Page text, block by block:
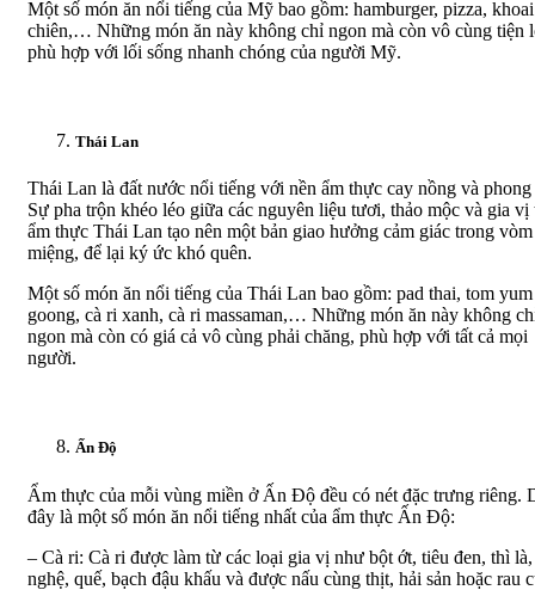
Một số món ăn nổi tiếng của Mỹ bao gồm: hamburger, pizza,
chiên,… Những món ăn này không chỉ ngon mà còn vô cùng tiện
phù hợp với lối sống nhanh chóng của người Mỹ.
Thái Lan
Thái Lan là đất nước nổi tiếng với nền ẩm thực cay nồng và
Sự pha trộn khéo léo giữa các nguyên liệu tươi, thảo mộc và gia vị
ẩm thực Thái Lan tạo nên một bản giao hưởng cảm giác trong vòm
miệng, để lại ký ức khó quên.
Một số món ăn nổi tiếng của Thái Lan bao gồm: pad thai, tom yum
goong, cà ri xanh, cà ri massaman,… Những món ăn này không
ngon mà còn có giá cả vô cùng phải chăng, phù hợp với tất cả mọi
người.
Ấn Độ
Ẩm thực của mỗi vùng miền ở Ấn Độ đều có nét đặc trưng riêng.
đây là một số món ăn nổi tiếng nhất của ẩm thực Ấn Độ:
– Cà ri: Cà ri được làm từ các loại gia vị như bột ớt, tiêu đen, thì
nghệ, quế, bạch đậu khấu và được nấu cùng thịt, hải sản hoặc rau